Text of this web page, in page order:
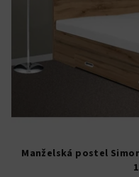
Manželská postel